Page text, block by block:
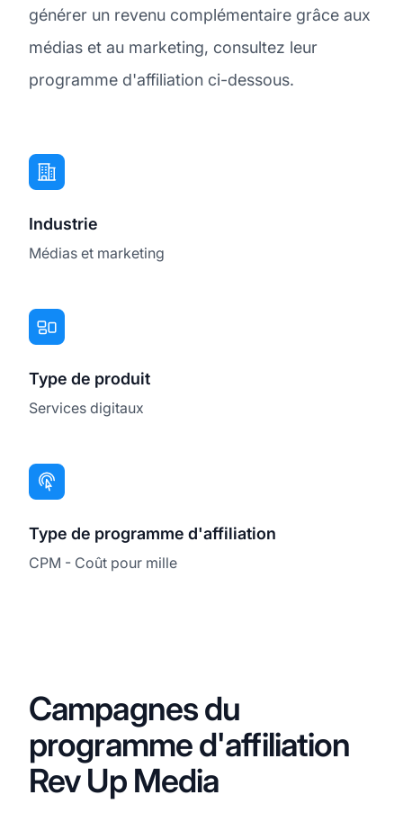
générer un revenu complémentaire grâce aux
médias et au marketing, consultez leur
programme d'affiliation ci-dessous.
Industrie
Médias et marketing
Type de produit
Services digitaux
Type de programme d'affiliation
CPM - Coût pour mille
Campagnes du
programme d'affiliation
Rev Up Media